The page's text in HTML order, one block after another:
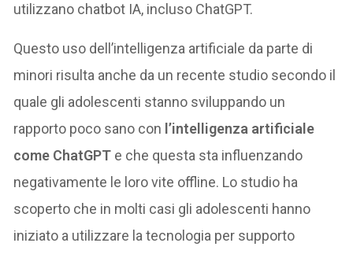
utilizzano chatbot IA, incluso ChatGPT.
Questo uso dell’intelligenza artificiale da parte di
minori risulta anche da un recente studio secondo il
quale gli adolescenti stanno sviluppando un
rapporto poco sano con l’intelligenza artificiale
come ChatGPT e che questa sta influenzando
negativamente le loro vite offline. Lo studio ha
scoperto che in molti casi gli adolescenti hanno
iniziato a utilizzare la tecnologia per supporto